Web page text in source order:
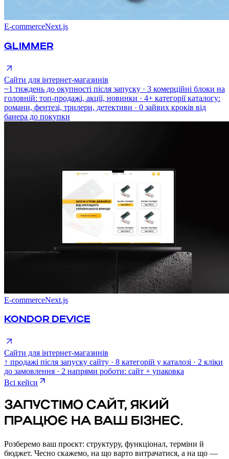
E-commerceNext.js
GLIMMER
Сайти для інтернет-магазинів
~1 тиждень до окупності після запуску · 3 комерційні блоки на
головній: топ-продажі, акції, новинки · 4+ категорії каталогу:
романи, фентезі, трилери, детективи · 0 зайвих кроків від
банера до покупки
E-commerceNext.js
KONDOR DEVICE
Сайти для інтернет-магазинів
↑ продажі після запуску сайту · 8 категорій у каталозі · 2 кліки
до замовлення · 2 напрями роботи: сайт + упаковка
Всі кейси
ЗАПУСТІМО САЙТ, ЯКИЙ
ПРАЦЮЄ НА ВАШ БІЗНЕС.
Розберемо ваш проєкт: структуру, функціонал, терміни й
бюджет. Чесно скажемо, на що варто витрачатися, а на що —